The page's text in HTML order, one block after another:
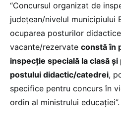
“Concursul organizat de
județean/nivelul municipiului
ocuparea posturilor
vacante/rezervate constă în
inspecție specială la clasă
postului didactic/catedrei,
specifice pentru concurs în
ordin al ministrului educației”.